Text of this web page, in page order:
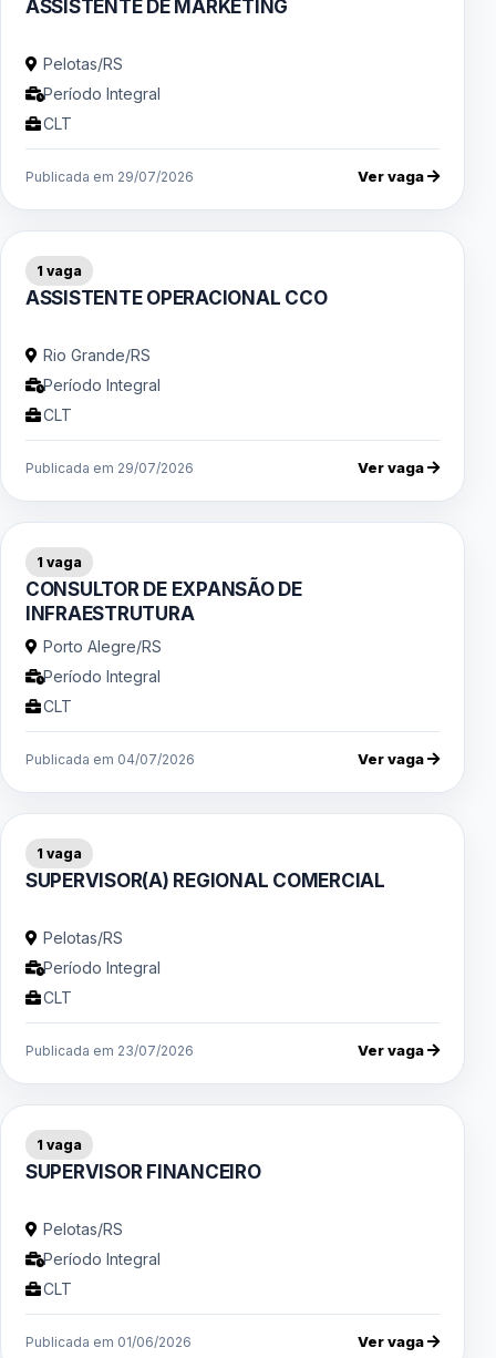
ASSISTENTE DE MARKETING
Pelotas/RS
Período Integral
CLT
Publicada em 29/07/2026 Ver vaga
1 vaga
ASSISTENTE OPERACIONAL CCO
Rio Grande/RS
Período Integral
CLT
Publicada em 29/07/2026 Ver vaga
1 vaga
CONSULTOR DE EXPANSÃO DE
INFRAESTRUTURA
Porto Alegre/RS
Período Integral
CLT
Publicada em 04/07/2026 Ver vaga
1 vaga
SUPERVISOR(A) REGIONAL COMERCIAL
Pelotas/RS
Período Integral
CLT
Publicada em 23/07/2026 Ver vaga
1 vaga
SUPERVISOR FINANCEIRO
Pelotas/RS
Período Integral
CLT
Publicada em 01/06/2026 Ver vaga